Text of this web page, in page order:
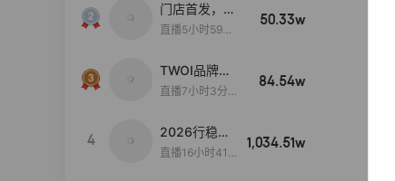
门店首发，秋
款大上新！！
直播5小时59分
50.33w
TWOI品牌直
播间新款上
直播7小时3分5
84.54w
4
2026行稳致
远
直播16小时41
1,034.51w